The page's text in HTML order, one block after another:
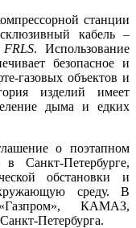
станции
кабель –
FRLS. Использование
безопасное и
газовых объектов и
изделий имеет
дыма и едких
о поэтапном
Санкт-Петербурге,
обстановки и
среду. В
КАМАЗ,
Петербурга.